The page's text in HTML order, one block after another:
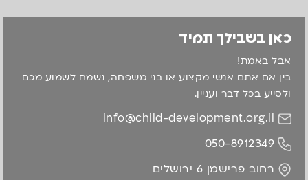
כאן בשבילך תמיד
אבל באמת!
בין אם אתם אנשי מקצוע או בני משפחה, נשמח לשמוע מכם
ולסייע בכל דבר ועניין.
info@child-development.org.il
050-8912349
רחוב פרישמן 6 ירושלים